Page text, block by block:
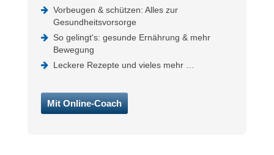
Eltern als Vorbild
Gesundes Gewicht
Grundlagen gesunder
Kinderernährung
So kommen Kinder auf den
Vorbeugen & schützen: Alles zur
Gesundheitsvorsorge
So gelingt's: gesunde Ernährung & mehr
Bewegung
Leckere Rezepte und vieles mehr …
Mit Online-Coach